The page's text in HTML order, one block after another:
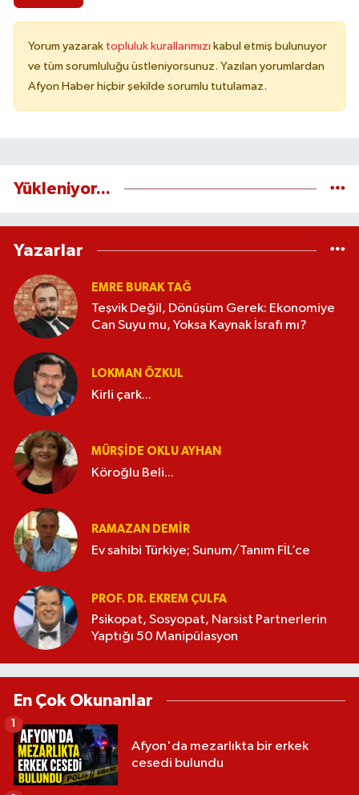
Yorum yazarak topluluk kurallarımızı kabul etmiş bulunuyor
ve tüm sorumluluğu üstleniyorsunuz. Yazılan yorumlardan
Afyon Haber hiçbir şekilde sorumlu tutulamaz.
Yükleniyor...
Yazarlar
EMRE BURAK TAĞ
Teşvik Değil, Dönüşüm Gerek: Ekonomiye
Can Suyu mu, Yoksa Kaynak İsrafı mı?
LOKMAN ÖZKUL
Kirli çark...
MÜRŞIDE OKLU AYHAN
Köroğlu Beli...
RAMAZAN DEMİR
Ev sahibi Türkiye; Sunum/Tanım FİL’ce
PROF. DR. EKREM ÇULFA
Psikopat, Sosyopat, Narsist Partnerlerin
Yaptığı 50 Manipülasyon
En Çok Okunanlar
Afyon'da mezarlıkta bir erkek
cesedi bulundu
1